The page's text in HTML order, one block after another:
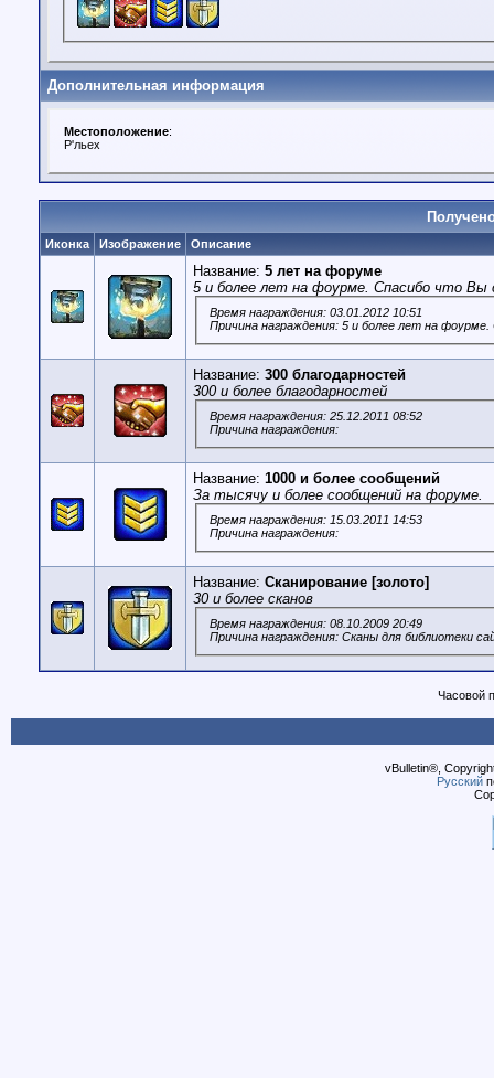
Дополнительная информация
Местоположение:
Р'льех
Иконка Изображение Описание
Название: 5 лет на форуме
5 и более лет на фоурме. Спасибо что Вы
Время награждения: 03.01.2012 10:51
Причина награждения: 5 и более лет на
Название: 300 благодарностей
300 и более благодарностей
Время награждения: 25.12.2011 08:52
Причина награждения:
Название: 1000 и более сообщений
За тысячу и более сообщений на форуме.
Время награждения: 15.03.2011 14:53
Причина награждения:
Название: Сканирование [золото]
30 и более сканов
Время награждения: 08.10.2009 20:49
Причина награждения: Сканы для библиотеки
Часовой
vBulletin®,
Русский